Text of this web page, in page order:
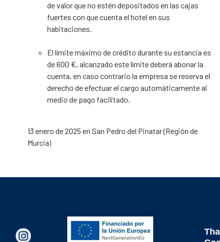
de valor que no estén depositados en las cajas
fuertes con que cuenta el hotel en sus
habitaciones.
El límite máximo de crédito durante su estancia es
de 600 €, alcanzado este límite deberá abonar la
cuenta, en caso contrario la empresa se reserva el
derecho de efectuar el cargo automáticamente al
medio de pago facilitado.
13 enero de 2025 en San Pedro del Pinatar (Región de
Murcia)